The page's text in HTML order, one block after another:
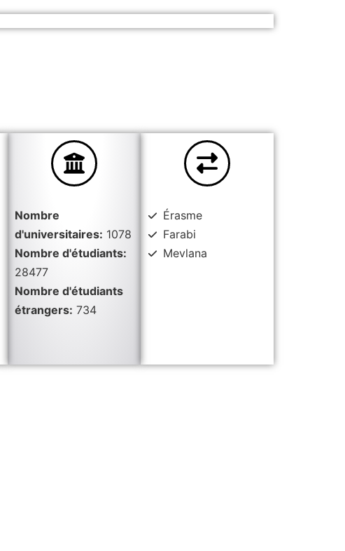
Nombre
d'universitaires: 1078
Nombre d'étudiants:
28477
Nombre d'étudiants
étrangers: 734
Érasme
Farabi
Mevlana